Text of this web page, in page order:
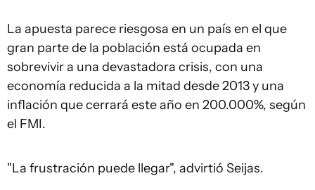
La apuesta parece riesgosa en un país en el que
gran parte de la población está ocupada en
sobrevivir a una devastadora crisis, con una
economía reducida a la mitad desde 2013 y una
inflación que cerrará este año en 200.000%, según
el FMI.
"La frustración puede llegar", advirtió Seijas.